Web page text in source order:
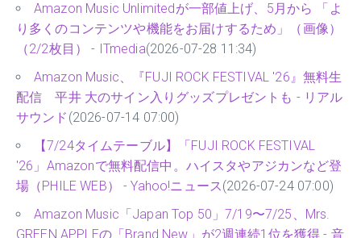
Amazon Music Unlimitedが一部値上げ、5月から 「よ
り多くのコンテンツや機能をお届けするため」（画像）
（2/2枚目） - ITmedia(2026-07-28 11:34)
Amazon Music、『FUJI ROCK FESTIVAL '26』無料生
配信 平井 大のサイン入りグッズプレゼントも - リアル
サウンド (2026-07-14 07:00)
【7/24タイムテーブル】「FUJI ROCK FESTIVAL
'26」Amazonで無料配信中。ハイスタやアジカンなど登
場（PHILE WEB） - Yahoo!ニュース(2026-07-24 07:00)
Amazon Music「Japan Top 50」7/19〜7/25、Mrs.
GREEN APPLEの「Brand New」が2週連続1位を獲得 - 音